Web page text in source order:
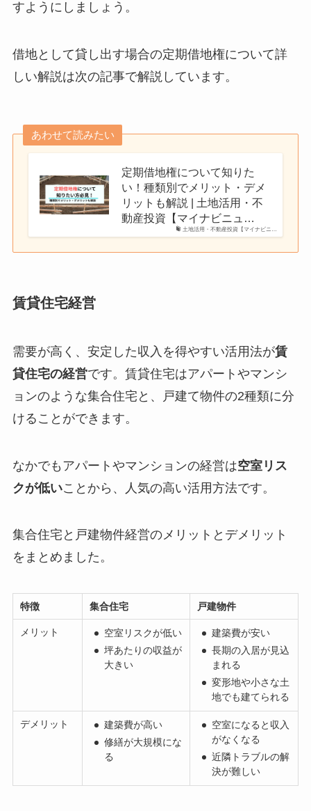
すようにしましょう。
借地として貸し出す場合の定期借地権について詳
しい解説は次の記事で解説しています。
あわせて読みたい
土地活用・不動産投資【マイナビニ…
定期借地権について知りた
い！種類別でメリット・デメ
リットも解説 | 土地活用・不
動産投資【マイナビニュ…
賃貸住宅経営
需要が高く、安定した収入を得やすい活用法が賃
貸住宅の経営です。賃貸住宅はアパートやマンシ
ョンのような集合住宅と、戸建て物件の2種類に分
けることができます。
なかでもアパートやマンションの経営は空室リス
クが低いことから、人気の高い活用方法です。
集合住宅と戸建物件経営のメリットとデメリット
をまとめました。
特徴 集合住宅 戸建物件
メリット
空室リスクが低い
坪あたりの収益が
大きい
建築費が安い
長期の入居が見込
まれる
変形地や小さな土
地でも建てられる
デメリット
建築費が高い
修繕が大規模にな
る
空室になると収入
がなくなる
近隣トラブルの解
決が難しい